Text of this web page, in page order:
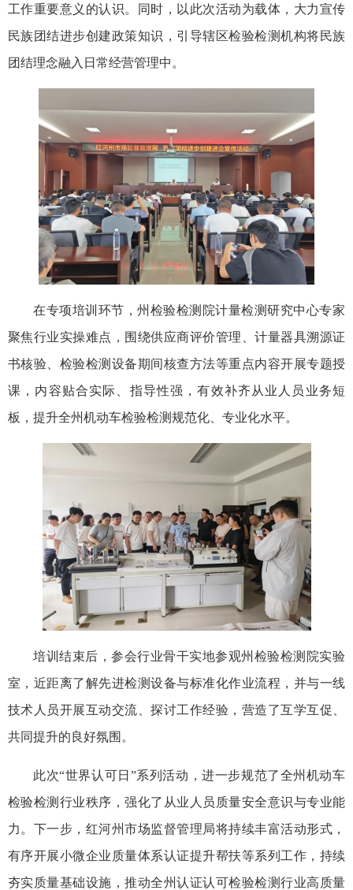
工作重要意义的认识。同时，以此次活动为载体，大力宣传
民族团结进步创建政策知识，引导辖区检验检测机构将民族
团结理念融入日常经营管理中。
在专项培训环节，州检验检测院计量检测研究中心专家
聚焦行业实操难点，围绕供应商评价管理、计量器具溯源证
书核验、检验检测设备期间核查方法等重点内容开展专题授
课，内容贴合实际、指导性强，有效补齐从业人员业务短
板，提升全州机动车检验检测规范化、专业化水平。
培训结束后，参会行业骨干实地参观州检验检测院实验
室，近距离了解先进检测设备与标准化作业流程，并与一线
技术人员开展互动交流、探讨工作经验，营造了互学互促、
共同提升的良好氛围。
此次“世界认可日”系列活动，进一步规范了全州机动车
检验检测行业秩序，强化了从业人员质量安全意识与专业能
力。下一步，红河州市场监督管理局将持续丰富活动形式，
有序开展小微企业质量体系认证提升帮扶等系列工作，持续
夯实质量基础设施，推动全州认证认可检验检测行业高质量